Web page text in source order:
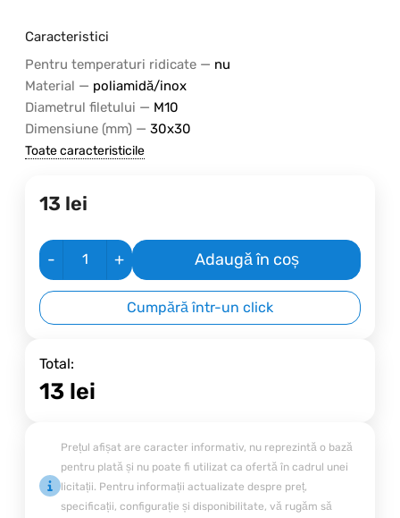
Caracteristici
Pentru temperaturi ridicate — nu
Material — poliamidă/inox
Diametrul filetului — M10
Dimensiune (mm) — 30x30
Toate caracteristicile
13 lei
- + Adaugă în coș
Cumpără într-un click
Total:
13 lei
Prețul afișat are caracter informativ, nu reprezintă o bază
pentru plată și nu poate fi utilizat ca ofertă în cadrul unei
licitații. Pentru informații actualizate despre preț,
specificații, configurație și disponibilitate, vă rugăm să